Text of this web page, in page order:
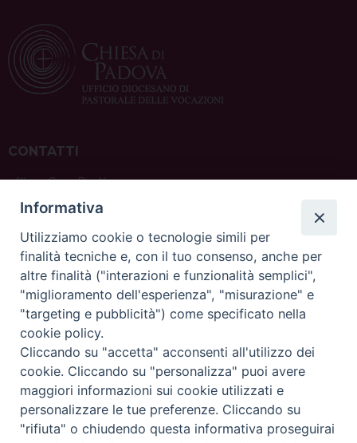
CONTATTI
ufficio: Casa Pio X
via Bonporti, 20 – 35141 Padova
tel: +39 351 619 2354
e mail:ufficiovocazionipadova@gmail.com
sede: Casa Sant'Andrea
via Valmarana, 20 – 35133 Padova
instagram:@casasantandreapadova
e mail:casasantandreapadova@gmail.com
Copyright© ChiesadiPadova2022
Informativa
Utilizziamo cookie o tecnologie simili per
finalità tecniche e, con il tuo consenso, anche per
altre finalità ("interazioni e funzionalità semplici",
"miglioramento dell'esperienza", "misurazione" e
"targeting e pubblicità") come specificato nella
cookie policy.
Cliccando su "accetta" acconsenti all'utilizzo dei
cookie. Cliccando su "personalizza" puoi avere
maggiori informazioni sui cookie utilizzati e
personalizzare le tue preferenze. Cliccando su
"rifiuta" o chiudendo questa informativa proseguirai